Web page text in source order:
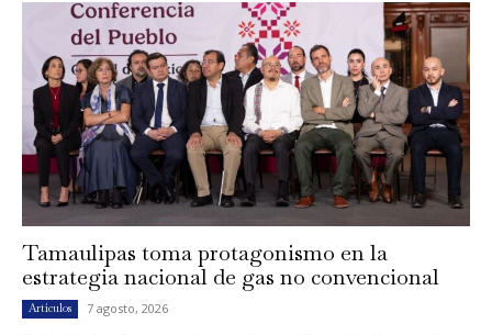
Tamaulipas toma protagonismo en la
estrategia nacional de gas no convencional
Artículos 7 agosto, 2026